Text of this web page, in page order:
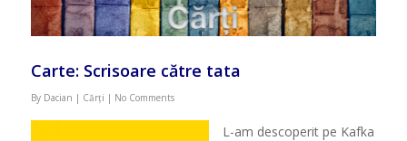
Carte: Scrisoare către tata
By Dacian | Cărți | No Comments
L-am descoperit pe Kafka